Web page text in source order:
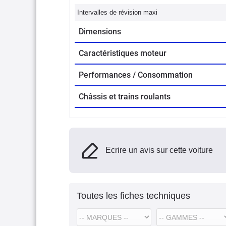
Intervalles de révision maxi
Dimensions
Caractéristiques moteur
Performances / Consommation
Châssis et trains roulants
Ecrire un avis sur cette voiture
Toutes les fiches techniques